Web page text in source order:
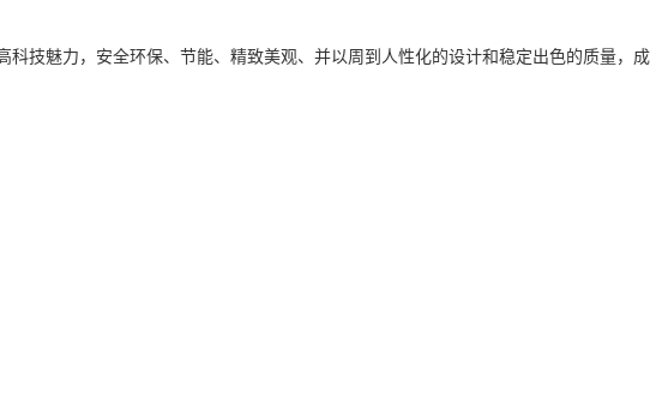
技魅力，安全环保、节能、精致美观、并以周到人性化的设计和稳定出色的质量，成